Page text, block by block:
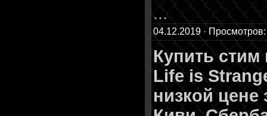
...
04.12.2019 ·
Купить стим
Life is
низкой цене